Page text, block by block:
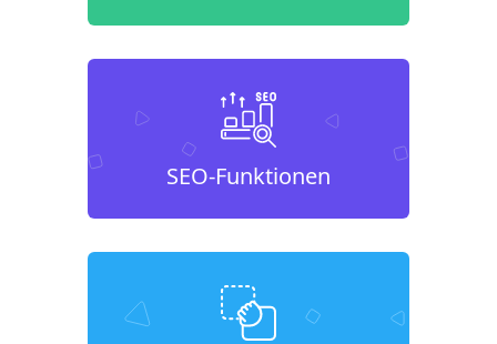
SEO-Funktionen